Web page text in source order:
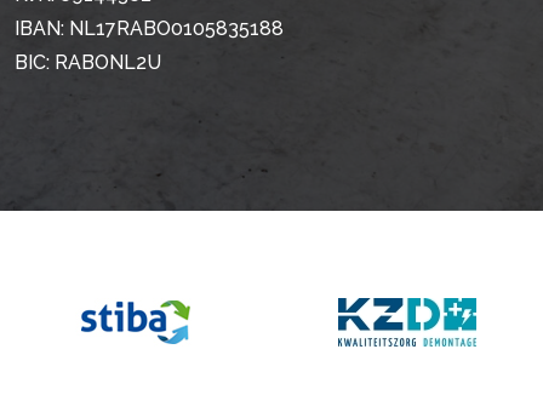
IBAN: NL17RABO0105835188
BIC: RABONL2U